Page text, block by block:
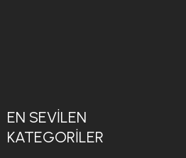
EN SEVILEN
KATEGORILER